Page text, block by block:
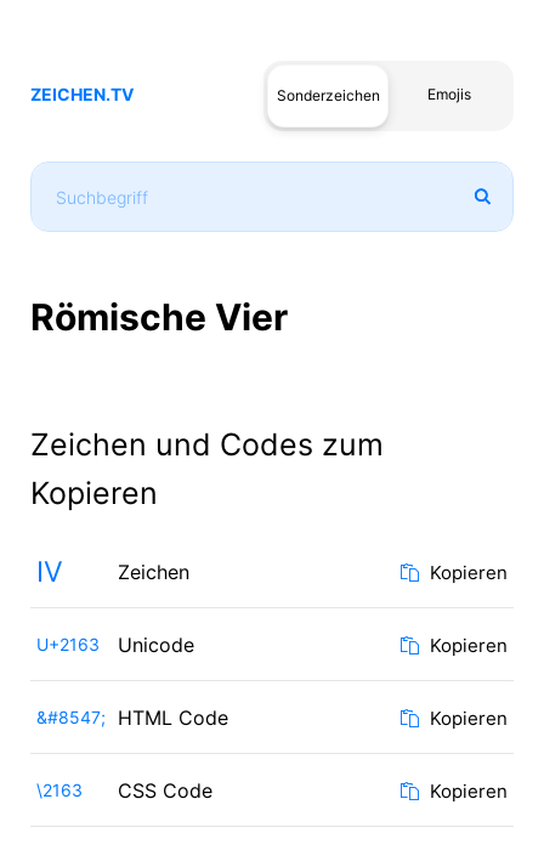
ZEICHEN.TV Sonderzeichen Emojis
Römische Vier
Zeichen und Codes zum
Kopieren
Ⅳ Zeichen Kopieren
U+2163 Unicode Kopieren
&#8547; HTML Code Kopieren
\2163 CSS Code Kopieren